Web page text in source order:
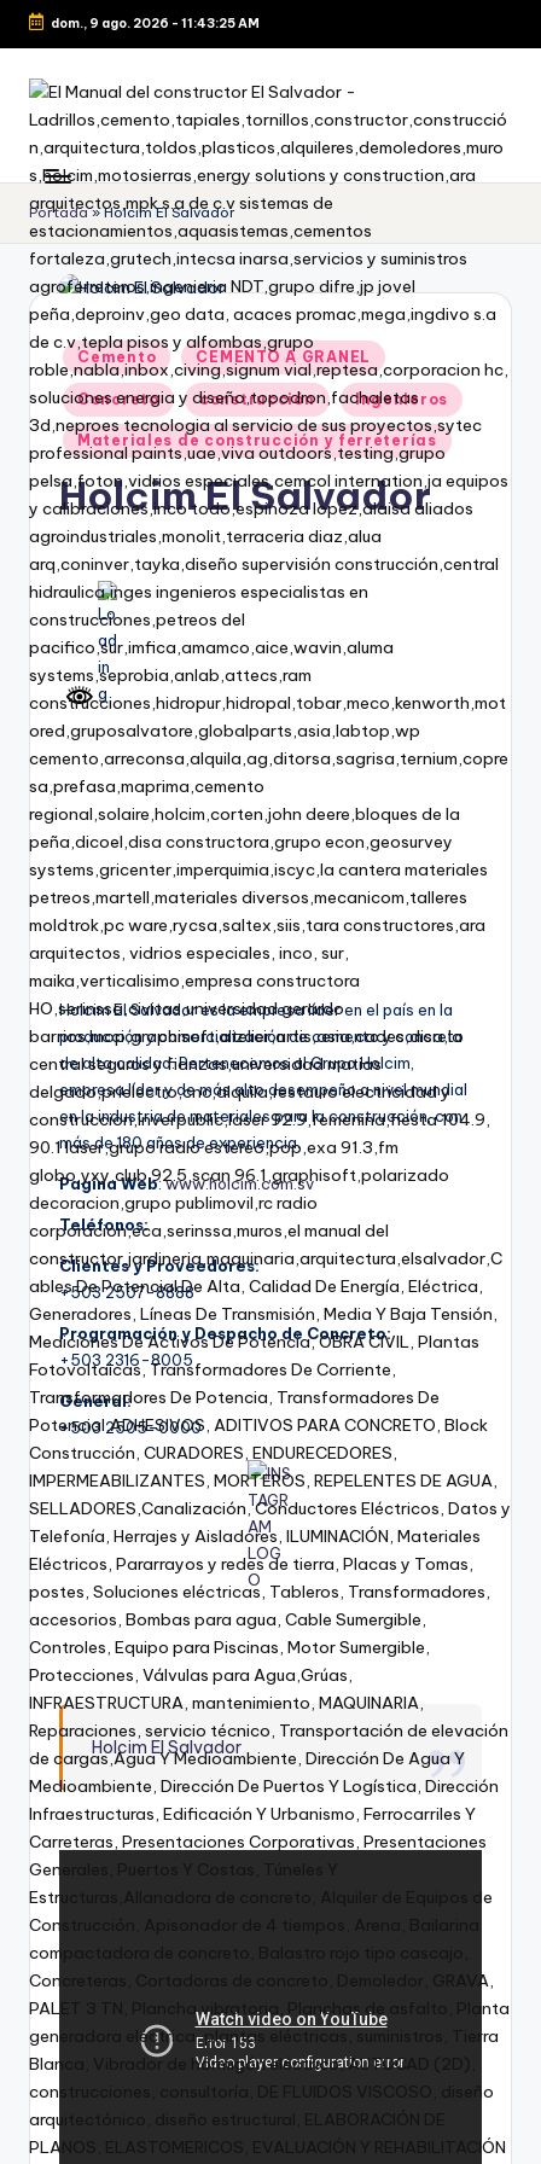
dom., 9 ago. 2026 - 11:43:26 AM
Portada»Holcim El Salvador
Cemento CEMENTO A GRANEL
Concreto construcción Ingenieros
Materiales de construcción y ferreterías
Holcim El Salvador
Holcim El Salvador es la empresa líder en el país en la
producción y comercialización de cemento y concreto
de alta calidad. Pertenecemos al Grupo Holcim,
empresa líder y de más alto desempeño a nivel mundial
en la industria de materiales para la construcción, con
más de 180 años de experiencia.
Pagina Web:www.holcim.com.sv
Teléfonos:
Clientes y Proveedores:
+503 2507-8888
Programación y Despacho de Concreto:
+503 2316-8005
General:
+503 2505-0000
Holcim El Salvador